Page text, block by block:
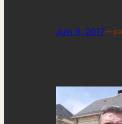
Juin 9, 2017—